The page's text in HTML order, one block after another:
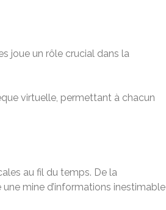
joue un rôle crucial dans la
virtuelle, permettant à chacun
au fil du temps. De la
mine d’informations inestimable